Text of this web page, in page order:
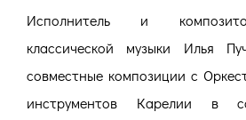
Исполнитель и
классической музыки Илья
совместные композиции с
инструментов Карелии в